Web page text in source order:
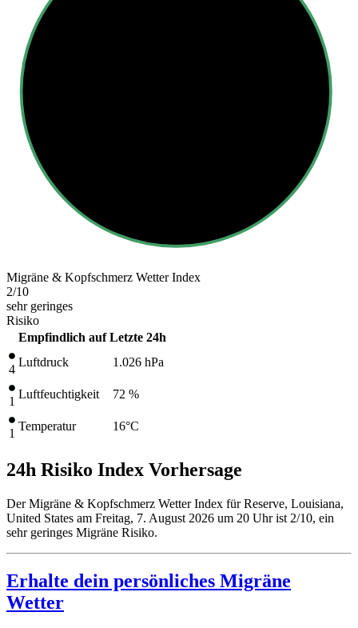
Migräne & Kopfschmerz Wetter Index
2/10
sehr geringes
Risiko
Empfindlich auf Letzte 24h
4
Luftdruck 1.026 hPa
1
Luftfeuchtigkeit 72 %
1
Temperatur 16°C
24h Risiko Index Vorhersage
Der Migräne & Kopfschmerz Wetter Index für Reserve, Louisiana,
United States am Freitag, 7. August 2026 um 20 Uhr ist 2/10, ein
sehr geringes Migräne Risiko.
Erhalte dein persönliches Migräne
Wetter